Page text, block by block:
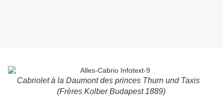
Cabriolet à la Daumont des princes Thurn und Taxis
(Frères Kolber Budapest 1889)